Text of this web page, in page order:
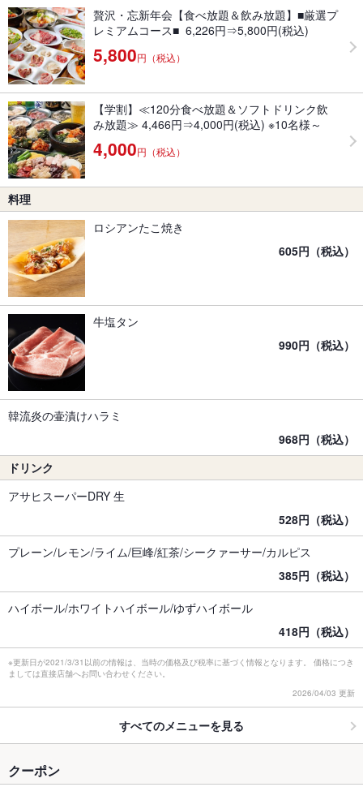
贅沢・忘新年会【食べ放題＆飲み放題】■厳選プ
レミアムコース■ 6,226円⇒5,800円(税込)
5,800円（税込）
【学割】≪120分食べ放題＆ソフトドリンク飲
み放題≫ 4,466円⇒4,000円(税込) ※10名様～
4,000円（税込）
料理
ロシアンたこ焼き
605円（税込）
牛塩タン
990円（税込）
韓流炎の壷漬けハラミ
968円（税込）
ドリンク
アサヒスーパーDRY 生
528円（税込）
プレーン/レモン/ライム/巨峰/紅茶/シークァーサー/カルピス
385円（税込）
ハイボール/ホワイトハイボール/ゆずハイボール
418円（税込）
※更新日が2021/3/31以前の情報は、当時の価格及び税率に基づく情報となります。 価格につき
ましては直接店舗へお問い合わせください。
2026/04/03 更新
すべてのメニューを見る
クーポン